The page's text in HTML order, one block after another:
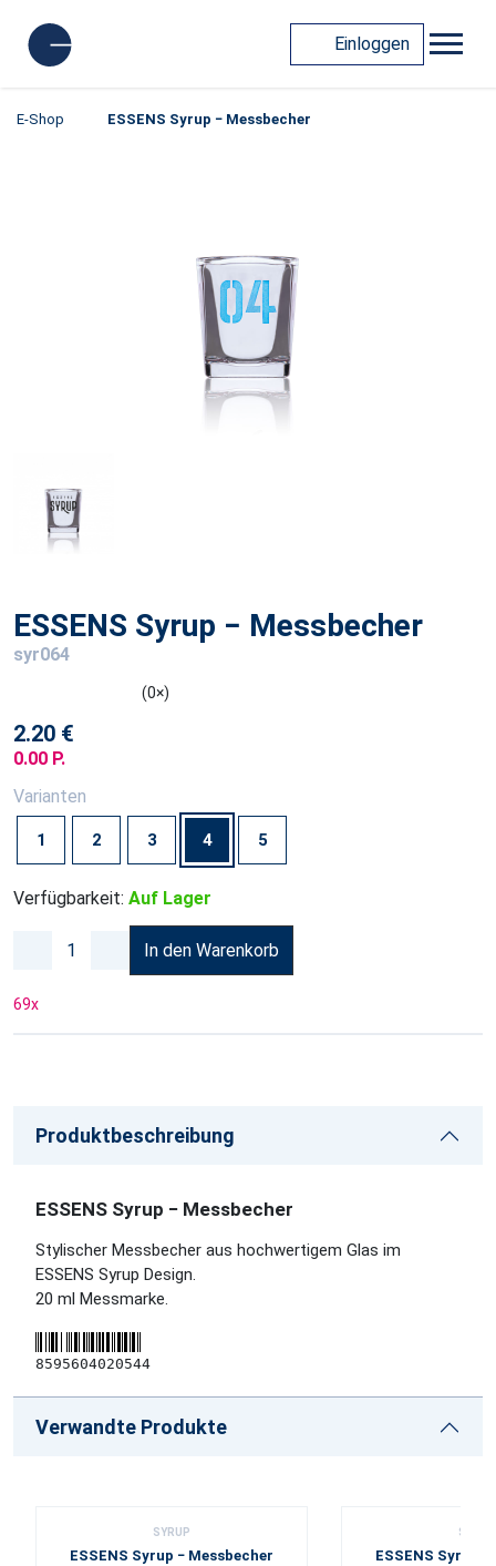
Einloggen
E-Shop ESSENS Syrup − Messbecher
ESSENS Syrup − Messbecher
syr064
(0×)
2.20 €
0.00 P.
Varianten
1 2 3 4 5
Verfügbarkeit: Auf Lager
In den Warenkorb
69x
Produktbeschreibung
ESSENS Syrup − Messbecher
Stylischer Messbecher aus hochwertigem Glas im
ESSENS Syrup Design.
20 ml Messmarke.
8595604020544
Verwandte Produkte
SYRUP
ESSENS Syrup − Messbecher
SYRUP
ESSENS Syrup